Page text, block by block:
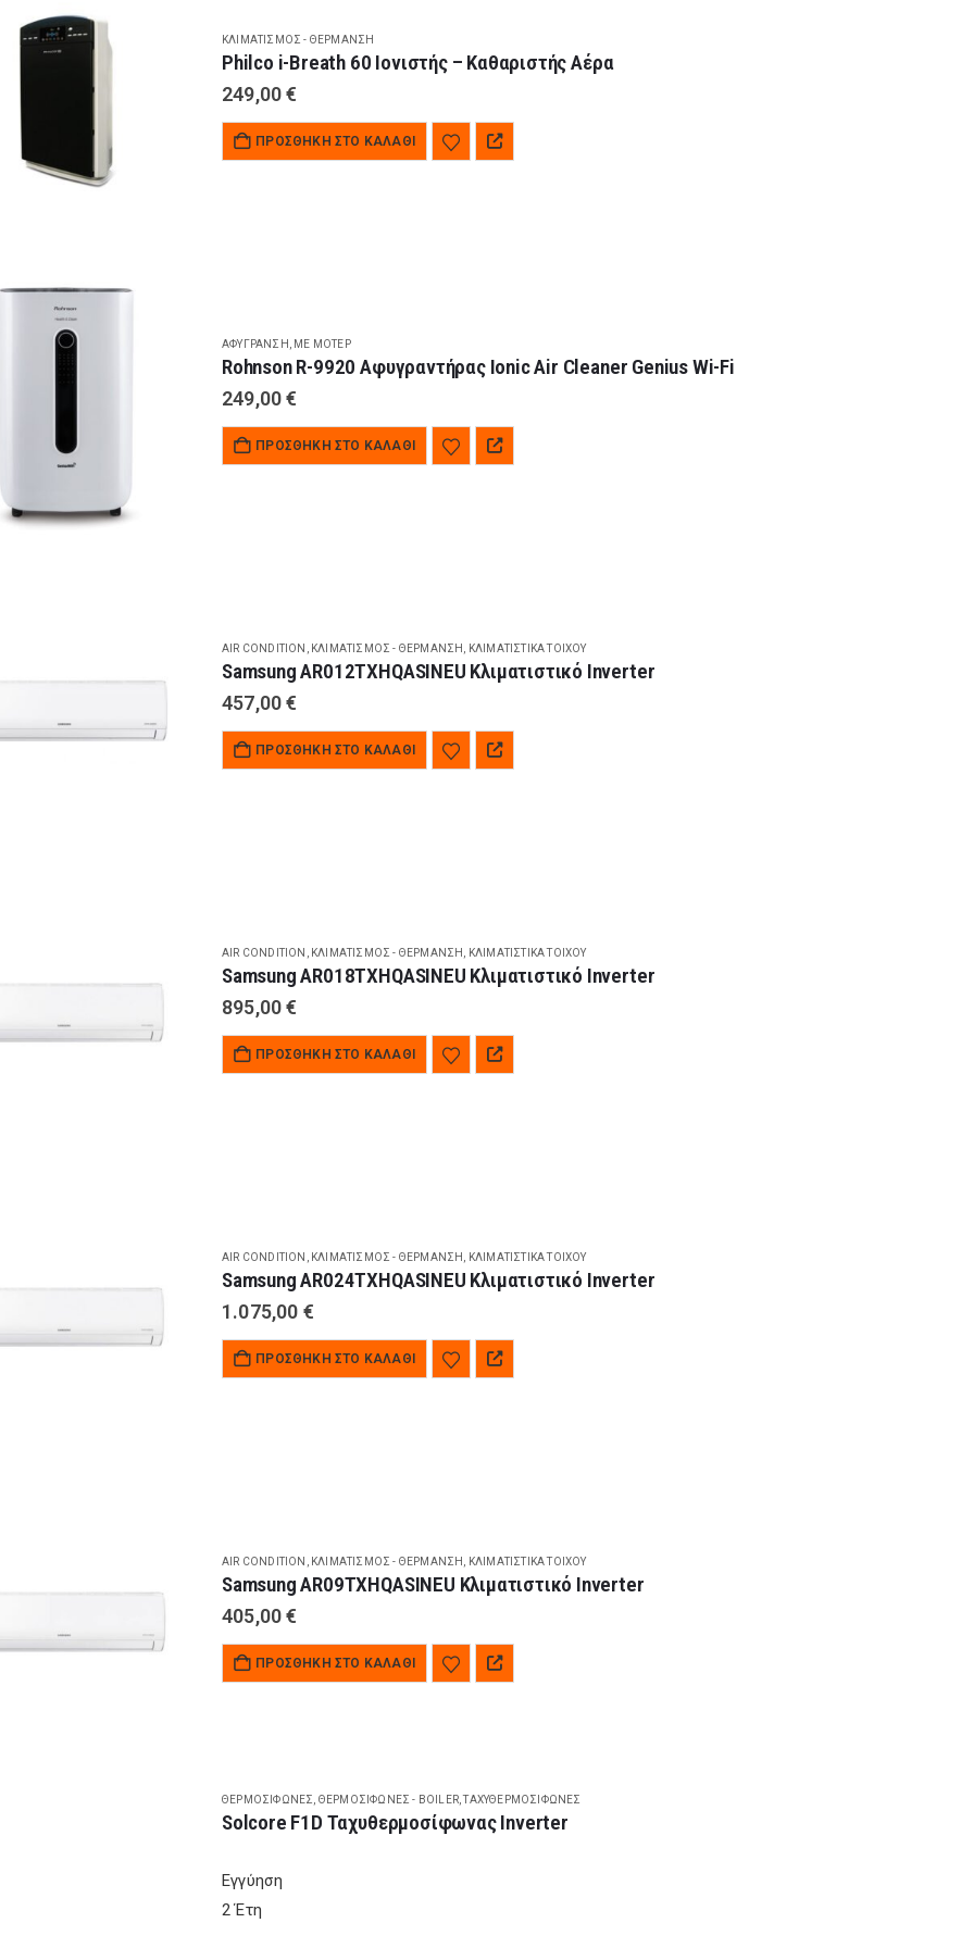
ΚΛΙΜΑΤΙΣΜΌΣ - ΘΈΡΜΑΝΣΗ
Philco i-Breath 60 Ιονιστής – Καθαριστής Αέρα
249,00€
ΠΡΟΣΘΉΚΗ ΣΤΟ ΚΑΛΆΘΙ
ΑΦΎΓΡΑΝΣΗ , ΜΕ ΜΟΤΈΡ
Rohnson R-9920 Αφυγραντήρας Ionic Air Cleaner Genius Wi-Fi
249,00€
ΠΡΟΣΘΉΚΗ ΣΤΟ ΚΑΛΆΘΙ
AIR CONDITION , ΚΛΙΜΑΤΙΣΜΌΣ - ΘΈΡΜΑΝΣΗ , ΚΛΙΜΑΤΙΣΤΙΚΆ ΤΟΊΧΟΥ
Samsung AR012TXHQASINEU Κλιματιστικό Inverter
457,00€
ΠΡΟΣΘΉΚΗ ΣΤΟ ΚΑΛΆΘΙ
AIR CONDITION , ΚΛΙΜΑΤΙΣΜΌΣ - ΘΈΡΜΑΝΣΗ , ΚΛΙΜΑΤΙΣΤΙΚΆ ΤΟΊΧΟΥ
Samsung AR018TXHQASINEU Κλιματιστικό Inverter
895,00€
ΠΡΟΣΘΉΚΗ ΣΤΟ ΚΑΛΆΘΙ
AIR CONDITION , ΚΛΙΜΑΤΙΣΜΌΣ - ΘΈΡΜΑΝΣΗ , ΚΛΙΜΑΤΙΣΤΙΚΆ ΤΟΊΧΟΥ
Samsung AR024TXHQASINEU Κλιματιστικό Inverter
1.075,00 €
ΠΡΟΣΘΉΚΗ ΣΤΟ ΚΑΛΆΘΙ
AIR CONDITION , ΚΛΙΜΑΤΙΣΜΌΣ - ΘΈΡΜΑΝΣΗ , ΚΛΙΜΑΤΙΣΤΙΚΆ ΤΟΊΧΟΥ
Samsung AR09TXHQASINEU Κλιματιστικό Inverter
405,00€
ΠΡΟΣΘΉΚΗ ΣΤΟ ΚΑΛΆΘΙ
ΘΕΡΜΟΣΊΦΩΝΕΣ ΘΕΡΜΟΣΊΦΩΝΕΣ - BOILER ,ΤΑΧΥΘΕΡΜΟΣΊΦΩΝΕΣ
Solcore F1D Ταχυθερμοσίφωνας Inverter
Εγγύηση
2 Έτη